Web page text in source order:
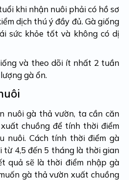
khi nhận nuôi phải có hồ sơ
dịch thú ý đầy đủ. Gà giống
sức khỏe tốt và không có dị
và theo dõi ít nhất 2 tuần
gà ổn.
nuôi gà thả vườn, ta cần căn
chuồng để tính thời điểm
nuôi. Cách tính thời điểm gà
4,5 đến 5 tháng là thời gian
quả sẽ là thời điểm nhập gà
gà thả vườn xuất chuồng